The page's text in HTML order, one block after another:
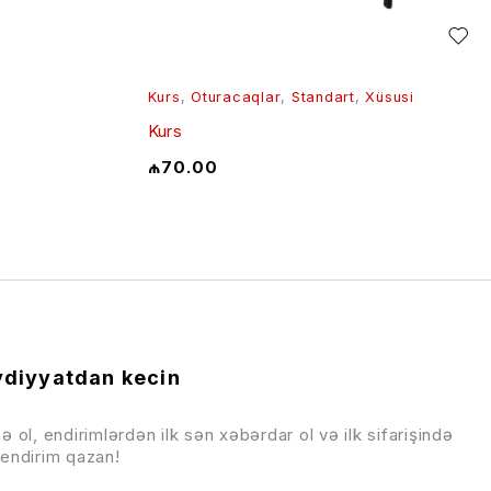
Kurs , Oturacaqlar, Standart,Xüsusi
Kurs
₼70.00
kecin
ol, endirimlərdən ilk sən xəbərdar ol və ilk sifarişində
qazan!